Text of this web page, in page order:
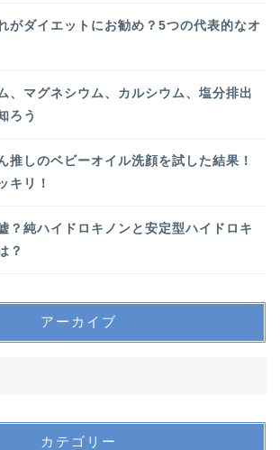
がダイエットにお勧め？5つの代表的なオ
、マグネシウム、カルシウム、塩分排出
ろう
推しのベビーオイル洗顔を試した結果！
キリ！
？純ハイドロキノンと安定型ハイドロキ
？
アーカイブ
カテゴリー